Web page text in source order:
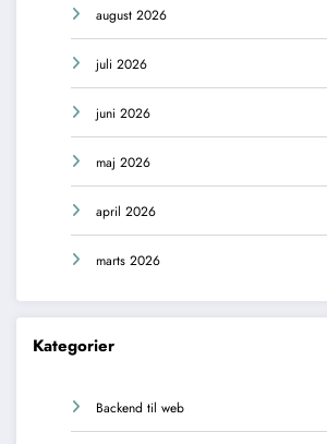
august 2026
juli 2026
juni 2026
maj 2026
april 2026
marts 2026
Kategorier
Backend til web